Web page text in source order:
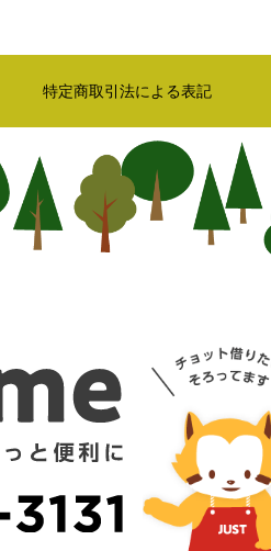
特定商取引法による表記